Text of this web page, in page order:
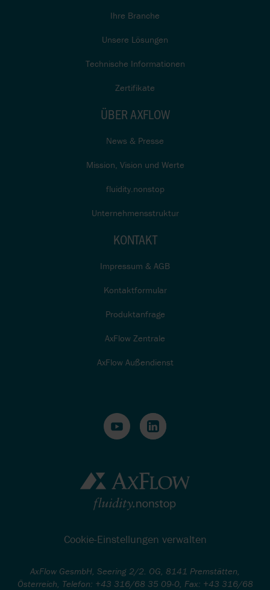
Ihre Branche
Unsere Lösungen
Technische Informationen
Zertifikate
ÜBER AXFLOW
News & Presse
Mission, Vision und Werte
fluidity.nonstop
Unternehmensstruktur
KONTAKT
Impressum & AGB
Kontaktformular
Produktanfrage
AxFlow Zentrale
AxFlow Außendienst
Cookie-Einstellungen verwalten
AxFlow GesmbH, Seering 2/2. OG, 8141 Premstätten,
Österreich, Telefon: +43 316/68 35 09-0, Fax: +43 316/68